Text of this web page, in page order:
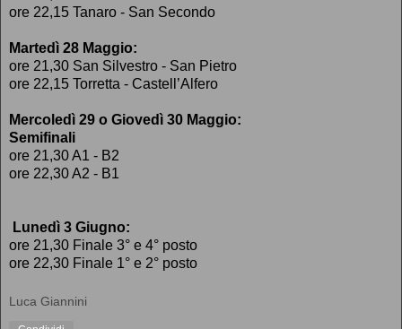
ore 22,15 Tanaro - San Secondo
Martedì 28 Maggio:
ore 21,30 San Silvestro - San Pietro
ore 22,15 Torretta - Castell’Alfero
Mercoledì 29 o Giovedì 30 Maggio:
Semifinali
ore 21,30 A1 - B2
ore 22,30 A2 - B1
Lunedì 3 Giugno:
ore 21,30 Finale 3° e 4° posto
ore 22,30 Finale 1° e 2° posto
Luca Giannini